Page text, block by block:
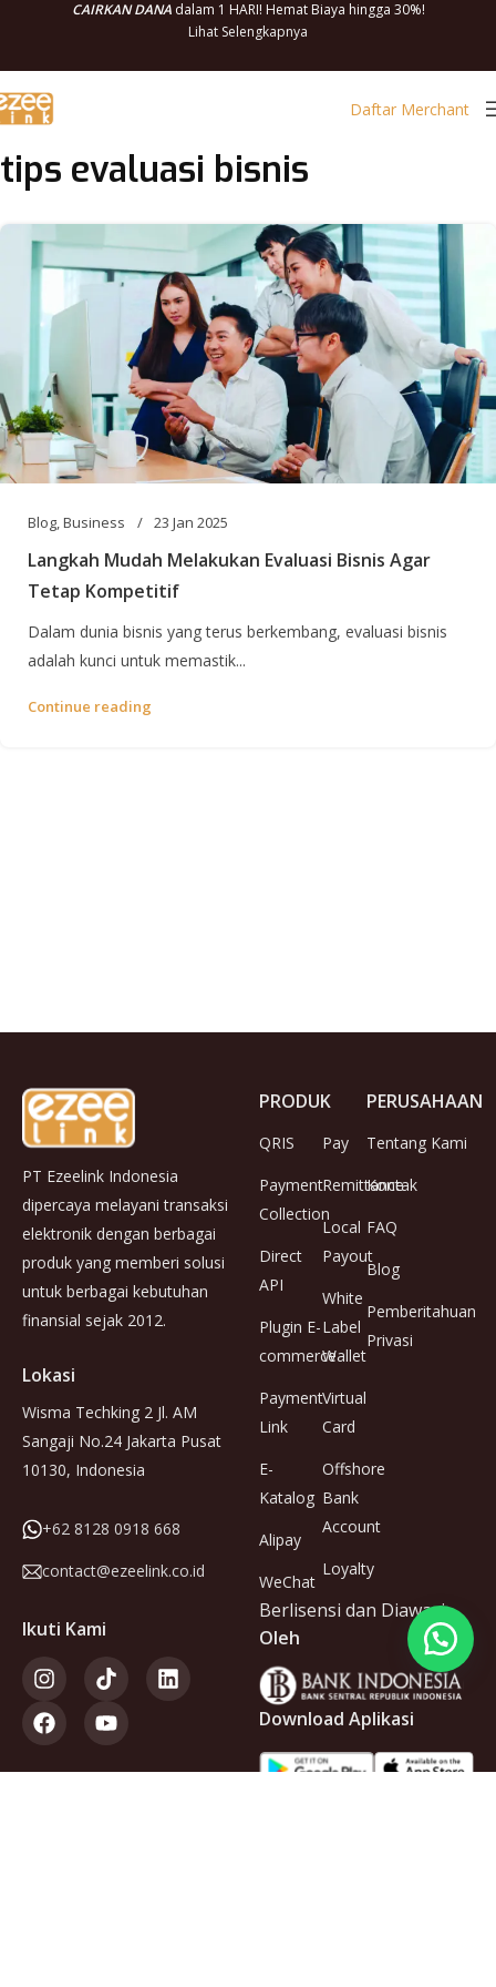
CAIRKAN DANAdalam 1 HARI! Hemat Biaya hingga 30%!
Lihat Selengkapnya
Daftar Merchant
tips evaluasi bisnis
Blog,Business 23 Jan 2025
Langkah Mudah Melakukan Evaluasi Bisnis Agar
Tetap Kompetitif
Dalam dunia bisnis yang terus berkembang, evaluasi bisnis
adalah kunci untuk memastik...
Continue reading
PT Ezeelink Indonesia
dipercaya melayani transaksi
elektronik dengan berbagai
produk yang memberi solusi
untuk berbagai kebutuhan
finansial sejak 2012.
Lokasi
Wisma Techking 2 Jl. AM
Sangaji No.24 Jakarta Pusat
10130, Indonesia
+62 8128 0918 668
contact@ezeelink.co.id
Ikuti Kami
PRODUK
QRIS
Payment
Collection
Direct
API
Plugin E-
commerce
Payment
Link
E-
Katalog
Alipay
WeChat
Pay
Remittance
Local
Payout
White
Label
Wallet
Virtual
Card
Offshore
Bank
Account
Loyalty
PERUSAHAAN
Tentang Kami
Kontak
FAQ
Blog
Pemberitahuan
Privasi
Berlisensi dan Diawasi
Oleh
Download Aplikasi